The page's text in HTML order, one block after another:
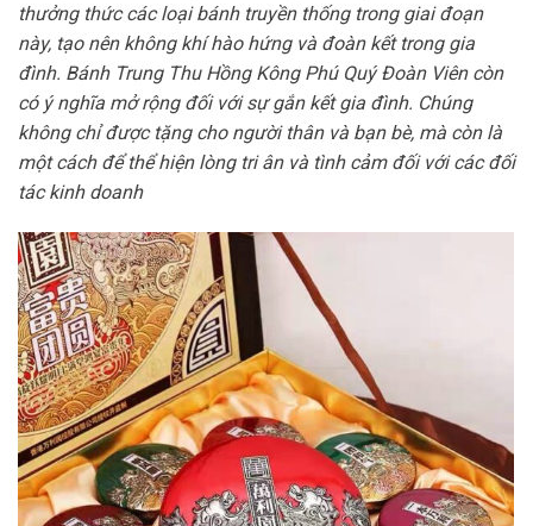
thưởng thức các loại bánh truyền thống trong giai đoạn
này, tạo nên không khí hào hứng và đoàn kết trong gia
đình. Bánh Trung Thu Hồng Kông Phú Quý Đoàn Viên còn
có ý nghĩa mở rộng đối với sự gắn kết gia đình. Chúng
không chỉ được tặng cho người thân và bạn bè, mà còn là
một cách để thể hiện lòng tri ân và tình cảm đối với các đối
tác kinh doanh